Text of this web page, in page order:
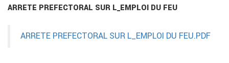
ARRETE PREFECTORAL SUR L_EMPLOI DU FEU
ARRETE PREFECTORAL SUR L_EMPLOI DU FEU.PDF